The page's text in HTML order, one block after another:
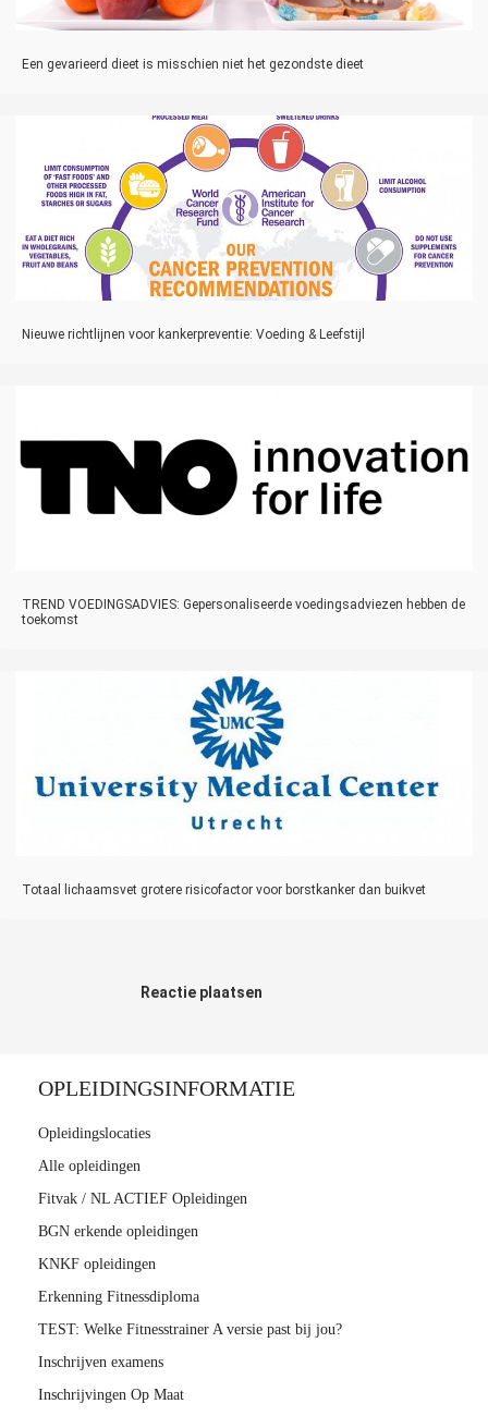
Een gevarieerd dieet is misschien niet het gezondste dieet
Nieuwe richtlijnen voor kankerpreventie: Voeding & Leefstijl
TREND VOEDINGSADVIES: Gepersonaliseerde voedingsadviezen hebben de
toekomst
Totaal lichaamsvet grotere risicofactor voor borstkanker dan buikvet
Reactie plaatsen
OPLEIDINGSINFORMATIE
Opleidingslocaties
Alle opleidingen
Fitvak / NL ACTIEF Opleidingen
BGN erkende opleidingen
KNKF opleidingen
Erkenning Fitnessdiploma
TEST: Welke Fitnesstrainer A versie past bij jou?
Inschrijven examens
Inschrijvingen Op Maat